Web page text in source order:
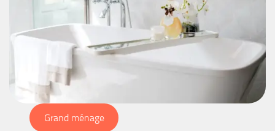
Grand ménage